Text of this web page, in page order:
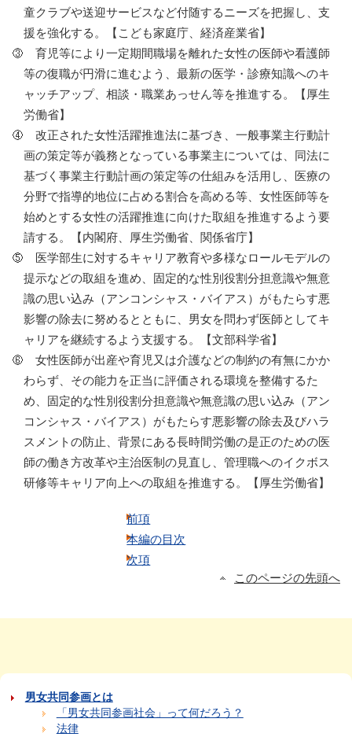
童クラブや送迎サービスなど付随するニーズを把握し、支
援を強化する。【こども家庭庁、経済産業省】
育児等により一定期間職場を離れた女性の医師や看護師
等の復職が円滑に進むよう、最新の医学・診療知識へのキ
ャッチアップ、相談・職業あっせん等を推進する。【厚生
労働省】
改正された女性活躍推進法に基づき、一般事業主行動計
画の策定等が義務となっている事業主については、同法に
基づく事業主行動計画の策定等の仕組みを活用し、医療の
分野で指導的地位に占める割合を高める等、女性医師等を
始めとする女性の活躍推進に向けた取組を推進するよう要
請する。【内閣府、厚生労働省、関係省庁】
医学部生に対するキャリア教育や多様なロールモデルの
提示などの取組を進め、固定的な性別役割分担意識や無意
識の思い込み（アンコンシャス・バイアス）がもたらす悪
影響の除去に努めるとともに、男女を問わず医師としてキ
ャリアを継続するよう支援する。【文部科学省】
女性医師が出産や育児又は介護などの制約の有無にかか
わらず、その能力を正当に評価される環境を整備するた
め、固定的な性別役割分担意識や無意識の思い込み（アン
コンシャス・バイアス）がもたらす悪影響の除去及びハラ
スメントの防止、背景にある長時間労働の是正のための医
師の働き方改革や主治医制の見直し、管理職へのイクボス
研修等キャリア向上への取組を推進する。【厚生労働省】
前項
本編の目次
次項
このページの先頭へ